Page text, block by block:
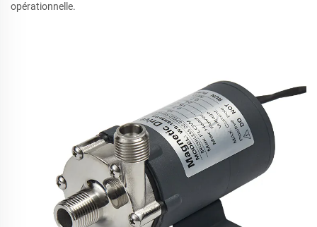
opérationnelle.